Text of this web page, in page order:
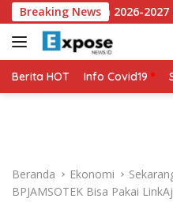
a
g
u
Breaking News
Ketiga 2026-2027 di
Berita HOT Info Covid19
Beranda Ekonomi
BPJAMSOTEK Bisa Pakai